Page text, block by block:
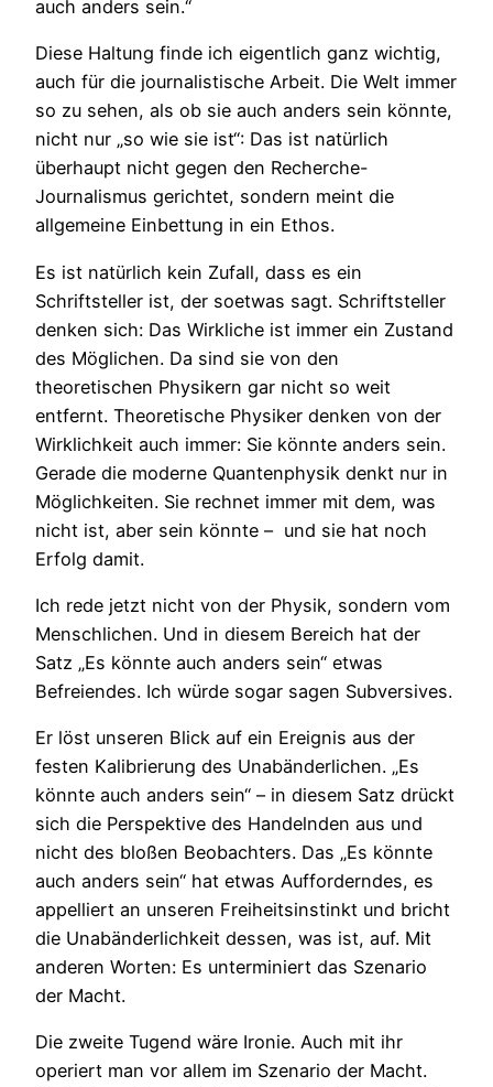
auch anders sein.“
Diese Haltung finde ich eigentlich ganz wichtig,
auch für die journalistische Arbeit. Die Welt immer
so zu sehen, als ob sie auch anders sein könnte,
nicht nur „so wie sie ist“: Das ist natürlich
überhaupt nicht gegen den Recherche-
Journalismus gerichtet, sondern meint die
allgemeine Einbettung in ein Ethos.
Es ist natürlich kein Zufall, dass es ein
Schriftsteller ist, der soetwas sagt. Schriftsteller
denken sich: Das Wirkliche ist immer ein Zustand
des Möglichen. Da sind sie von den
theoretischen Physikern gar nicht so weit
entfernt. Theoretische Physiker denken von der
Wirklichkeit auch immer: Sie könnte anders sein.
Gerade die moderne Quantenphysik denkt nur in
Möglichkeiten. Sie rechnet immer mit dem, was
nicht ist, aber sein könnte – und sie hat noch
Erfolg damit.
Ich rede jetzt nicht von der Physik, sondern vom
Menschlichen. Und in diesem Bereich hat der
Satz „Es könnte auch anders sein“ etwas
Befreiendes. Ich würde sogar sagen Subversives.
Er löst unseren Blick auf ein Ereignis aus der
festen Kalibrierung des Unabänderlichen. „Es
könnte auch anders sein“ – in diesem Satz drückt
sich die Perspektive des Handelnden aus und
nicht des bloßen Beobachters. Das „Es könnte
auch anders sein“ hat etwas Aufforderndes, es
appelliert an unseren Freiheitsinstinkt und bricht
die Unabänderlichkeit dessen, was ist, auf. Mit
anderen Worten: Es unterminiert das Szenario
der Macht.
Die zweite Tugend wäre Ironie. Auch mit ihr
operiert man vor allem im Szenario der Macht.